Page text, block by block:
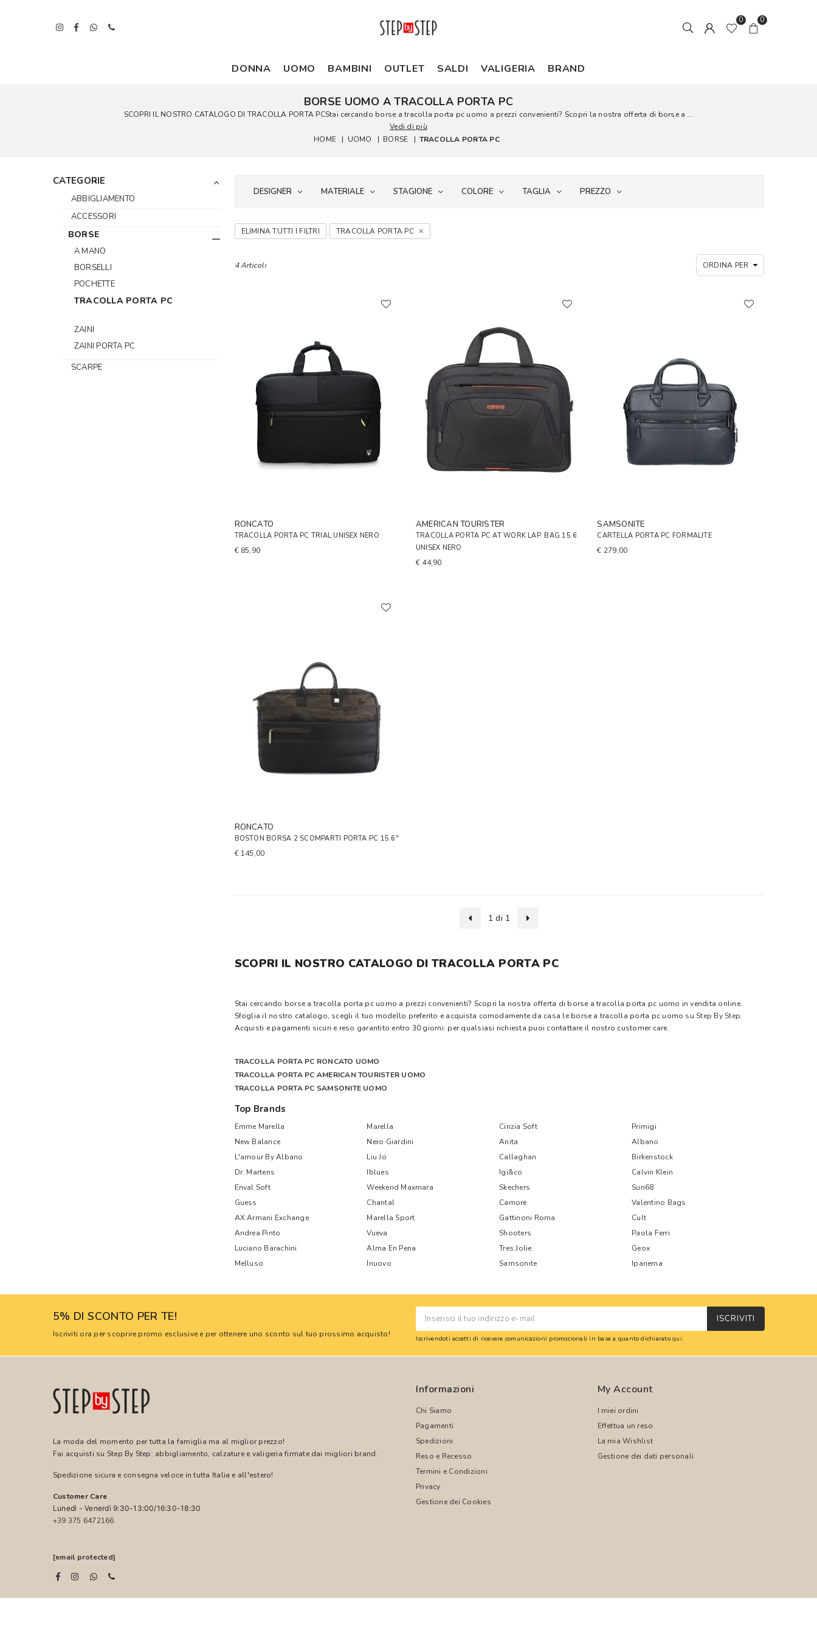
0 0
DONNA UOMO BAMBINI OUTLET SALDI VALIGERIA BRAND
BORSE UOMO A TRACOLLA PORTA PC
SCOPRI IL NOSTRO CATALOGO DI TRACOLLA PORTA PCStai cercando borse a tracolla porta pc uomo a prezzi convenienti? Scopri la nostra offerta di borse a ...
Vedi di più
HOME
| UOMO | BORSE | TRACOLLA PORTA PC
CATEGORIE
ABBIGLIAMENTO
ACCESSORI
BORSE
A MANO
BORSELLI
POCHETTE
TRACOLLA PORTA PC
ZAINI
ZAINI PORTA PC
SCARPE
DESIGNER MATERIALE STAGIONE COLORE TAGLIA PREZZO
ELIMINA TUTTI I FILTRI TRACOLLA PORTA PC
4 Articoli
RONCATO
TRACOLLA PORTA PC TRIAL UNISEX NERO
€ 85,90
AMERICAN TOURISTER
TRACOLLA PORTA PC AT WORK LAP. BAG 15.6
UNISEX NERO
€ 44,90
SAMSONITE
CARTELLA PORTA PC FORMALITE
€ 279,00
RONCATO
BOSTON BORSA 2 SCOMPARTI PORTA PC 15.6''
€ 145,00
1 di 1
SCOPRI IL NOSTRO CATALOGO DI TRACOLLA PORTA PC
Stai cercando borse a tracolla porta pc uomo a prezzi convenienti? Scopri la nostra offerta di borse a tracolla porta pc uomo in vendita online.
Sfoglia il nostro catalogo, scegli il tuo modello preferito e acquista comodamente da casa le borse a tracolla porta pc uomo suStep By Step.
Acquisti e pagamenti sicuri e reso garantito entro 30 giorni: per qualsiasi richiesta puoi contattare il nostro customer care.
TRACOLLA PORTA PC RONCATO UOMO
TRACOLLA PORTA PC AMERICAN TOURISTER UOMO
TRACOLLA PORTA PC SAMSONITE UOMO
Top Brands
Emme Marella Marella Cinzia Soft
Primigi
New Balance
Nero Giardini Anita
Albano
L'amour By Albano
Liu Jo Callaghan
Birkenstock
Dr. Martens
Iblues Igi&co
Calvin Klein
Enval Soft
Weekend Maxmara Skechers
Sun68
Guess
Chantal Camore
Valentino Bags
AX Armani Exchange
Marella Sport Gattinoni Roma
Cult
Andrea Pinto
Vueva Shooters
Paola Ferri
Luciano Barachini
Alma En Pena Tres Jolie
Geox
Melluso
Inuovo Samsonite Ipanema
5% DI SCONTO PER TE!
Iscriviti ora per scoprire promo esclusive e per ottenere uno sconto sul tuo prossimo acquisto!
ISCRIVITI
Iscrivendoti accetti di ricevere comunicazioni promozionali in base a quanto dichiaratoqui.
La moda del momento per tutta la famiglia ma al miglior prezzo!
Fai acquisti su Step By Step: abbigliamento, calzature e valigeria firmate dai migliori brand.
Spedizione sicura e consegna veloce in tutta Italia e all'estero!
Customer Care
Lunedì - Venerdì 9:30-13:00/16:30-18:30
+39 375 6472166
[email protected]
Informazioni
Chi Siamo
Pagamenti
Spedizioni
Reso e Recesso
Termini e Condizioni
Privacy
Gestione dei Cookies
My Account
I miei ordini
Effettua un reso
La mia Wishlist
Gestione dei dati personali